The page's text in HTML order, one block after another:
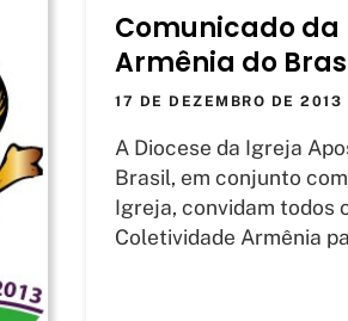
Comunicado
Armênia do
17 DE DEZEMBRO DE 2013
A Diocese da Igreja
Brasil, em conjunto
Igreja, convidam todos
Coletividade Armênia